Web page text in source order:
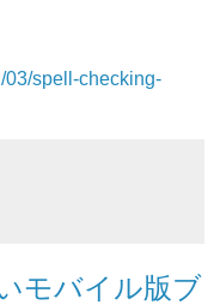
03/spell-checking-
モバイル版ブ